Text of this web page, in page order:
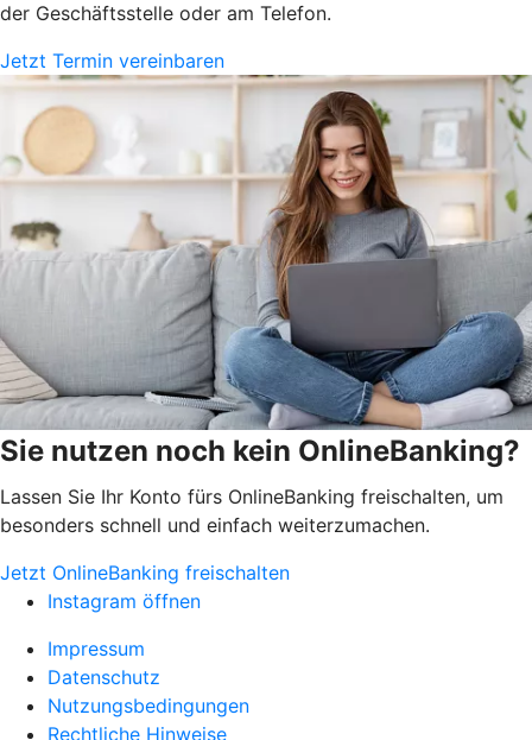
der Geschäftsstelle oder am Telefon.
Jetzt Termin vereinbaren
Sie nutzen noch kein OnlineBanking?
Lassen Sie Ihr Konto fürs OnlineBanking freischalten, um
besonders schnell und einfach weiterzumachen.
Jetzt OnlineBanking freischalten
Instagram öffnen
Impressum
Datenschutz
Nutzungsbedingungen
Rechtliche Hinweise